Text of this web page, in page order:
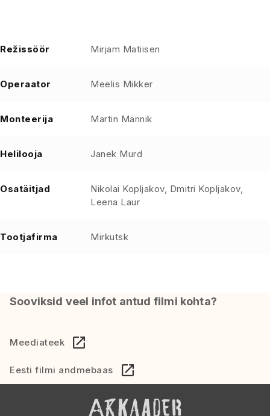
Režissöör Mirjam Matiisen
Operaator Meelis Mikker
Monteerija Martin Männik
Helilooja Janek Murd
Osatäitjad
Nikolai Kopljakov, Dmitri Kopljakov,
Leena Laur
Tootjafirma Mirkutsk
Sooviksid veel infot antud filmi kohta?
Meediateek
Eesti filmi andmebaas